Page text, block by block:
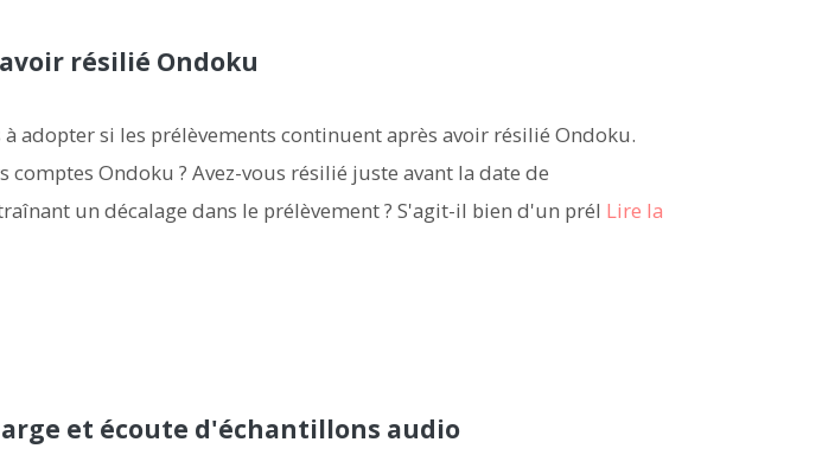
résilié Ondoku
adopter si les prélèvements continuent après avoir résilié Ondoku.
comptes Ondoku ? Avez-vous résilié juste avant la date de
un décalage dans le prélèvement ? S'agit-il bien d'un prél Lire la
et écoute d'échantillons audio